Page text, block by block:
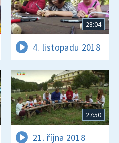
28:04
4. listopadu 2018
27:50
21. října 2018